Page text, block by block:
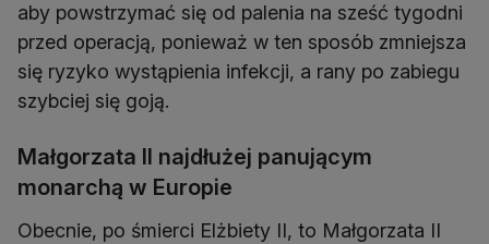
aby powstrzymać się od palenia na sześć tygodni
przed operacją, ponieważ w ten sposób zmniejsza
się ryzyko wystąpienia infekcji, a rany po zabiegu
szybciej się goją.
Małgorzata II najdłużej panującym
monarchą w Europie
Obecnie, po śmierci Elżbiety II, to Małgorzata II